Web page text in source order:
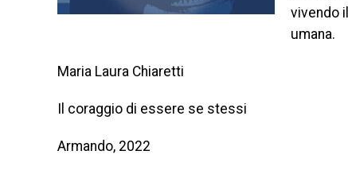
vivendo
umana.
Maria Laura Chiaretti
Il coraggio di essere se stessi
Armando, 2022